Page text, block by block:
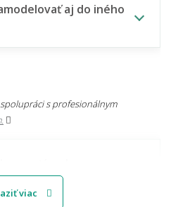
aj do iného
s profesionálnym
viac